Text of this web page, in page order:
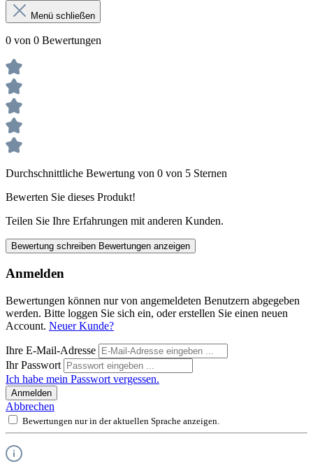
Menü schließen
0 von 0 Bewertungen
Durchschnittliche Bewertung von 0 von 5 Sternen
Bewerten Sie dieses Produkt!
Teilen Sie Ihre Erfahrungen mit anderen Kunden.
Bewertung schreiben Bewertungen anzeigen
Anmelden
Bewertungen können nur von angemeldeten Benutzern abgegeben
werden. Bitte loggen Sie sich ein, oder erstellen Sie einen neuen
Account. Neuer Kunde?
Ihre E-Mail-Adresse
Ihr Passwort
Ich habe mein Passwort vergessen.
Anmelden
Abbrechen
Bewertungen nur in der aktuellen Sprache anzeigen.